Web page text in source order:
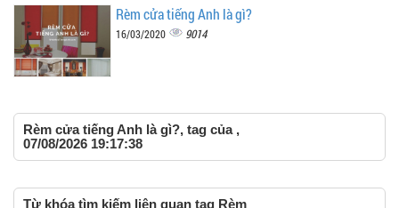
Rèm cửa tiếng Anh là gì?
16/03/2020 9014
Rèm cửa tiếng Anh là gì?, tag của ,
07/08/2026 19:17:38
Từ khóa tìm kiếm liên quan tag Rèm